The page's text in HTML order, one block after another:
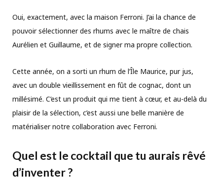
Oui, exactement, avec la maison Ferroni. J’ai la chance de
pouvoir sélectionner des rhums avec le maître de chais
Aurélien et Guillaume, et de signer ma propre collection.
Cette année, on a sorti un rhum de l’Île Maurice, pur jus,
avec un double vieillissement en fût de cognac, dont un
millésimé. C’est un produit qui me tient à cœur, et au-delà du
plaisir de la sélection, c’est aussi une belle manière de
matérialiser notre collaboration avec Ferroni.
Quel est le cocktail que tu aurais rêvé
d’inventer ?